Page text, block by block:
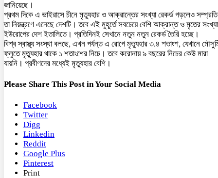
জানিয়েছে।
প্রথম দিকে এ ভাইরাসে চীনে মৃত্যুহার ও আক্রান্তের সংখ্যা রেকর্ড গড়লেও সম্প্রতি
তা নিয়ন্ত্রণে এনেছে দেশটি। তবে এই মুহূর্তে সবচেয়ে বেশি আক্রান্ত ও মৃতের সংখ্যা
ইউরোপের দেশ ইতালিতে। প্রতিদিনই সেখানে নতুন নতুন রেকর্ড তৈরি হচ্ছে।
বিশ্ব স্বাস্থ্য সংস্থা বলছে, এখন পর্যন্ত এ রোগে মৃত্যুহার ৩.৪ শতাংশ, যেখানে
ফ্লুতে মৃত্যুহার থাকে ১ শতাংশের নিচে। তবে করোনায় ৯ বছরের নিচের কেউ মারা
যায়নি। প্রবীণদের মধ্যেই মৃত্যুহার বেশি।
Please Share This Post in Your Social Media
Facebook
Twitter
Digg
Linkedin
Reddit
Google Plus
Pinterest
Print